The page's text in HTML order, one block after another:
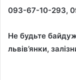
093-67-10-293,
Не будьте
львів’янки,